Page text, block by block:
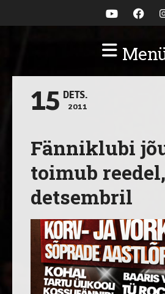
15 DETS.
2011
Fänniklubi
toimub
detsembril